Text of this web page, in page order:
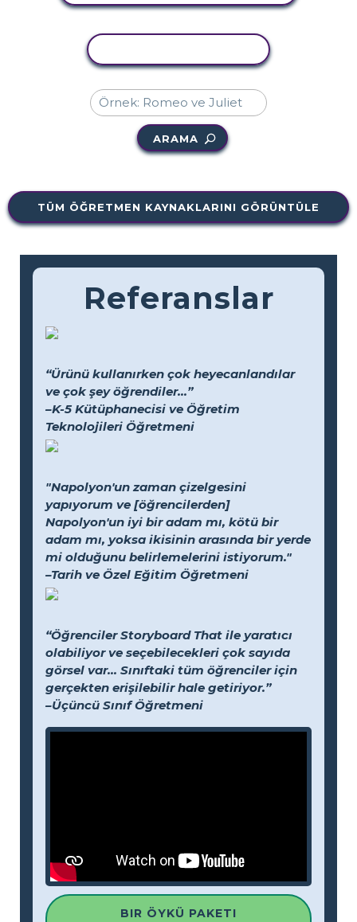
ARAMA
TÜM ÖĞRETMEN KAYNAKLARINI GÖRÜNTÜLE
Referanslar
“Ürünü kullanırken çok heyecanlandılar
ve çok şey öğrendiler...”
–K-5 Kütüphanecisi ve Öğretim
Teknolojileri Öğretmeni
"Napolyon'un zaman çizelgesini
yapıyorum ve [öğrencilerden]
Napolyon'un iyi bir adam mı, kötü bir
adam mı, yoksa ikisinin arasında bir yerde
mi olduğunu belirlemelerini istiyorum."
–Tarih ve Özel Eğitim Öğretmeni
“Öğrenciler Storyboard That ile yaratıcı
olabiliyor ve seçebilecekleri çok sayıda
görsel var... Sınıftaki tüm öğrenciler için
gerçekten erişilebilir hale getiriyor.”
–Üçüncü Sınıf Öğretmeni
BIR ÖYKÜ PAKETI